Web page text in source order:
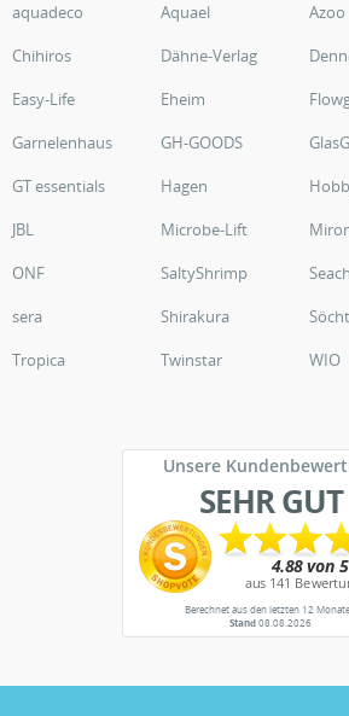
aquadeco
Aquael
Azoo
Chihiros
Dähne-Verlag
Easy-Life
Eheim
Garnelenhaus
GH-GOODS
GT essentials
Hagen
JBL
Microbe-Lift
ONF
SaltyShrimp
sera
Shirakura
Tropica
Twinstar WIO
Unsere
SEHR GUT
Berechnet aus den letzten 12
Stand08.08.2026